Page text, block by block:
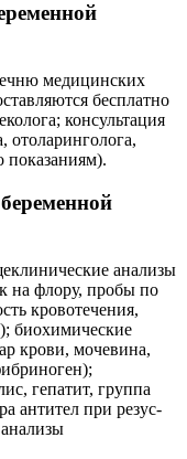
медицинских
бесплатно
консультация
отоларинголога,
показаниям).
анализы
на флору, пробы по
кровотечения,
биохимические
крови, мочевина,
гепатит, группа
антител при резус-